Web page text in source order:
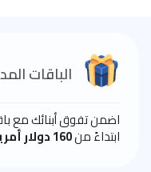
الباقات
اضمن تفوق أبنائك مع
ابتداءً من160 دولار أمريكي